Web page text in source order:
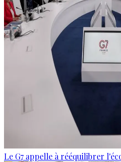
Le G7 appelle à rééquilibrer